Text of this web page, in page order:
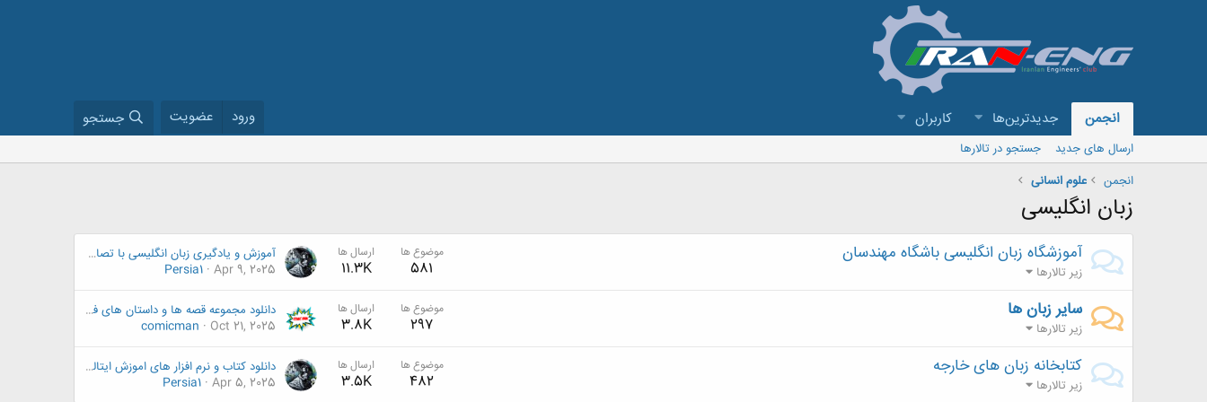
انجمن جدیدترین‌ها کاربران ورود عضویت جستجو
ارسال های جدید
جستجو در تالارها
انجمن
علوم انسانی
زبان انگلیسی
آموزشگاه زبان انگلیسی باشگاه مهندسان
زیر تالارها
موضوع ها
581
ارسال ها
11.3K
آموزش و یادگیری زبان انگلیسی با تصاویر
Apr 9, 2025
Persia1
سایر زبان ها
زیر تالارها
موضوع ها
297
ارسال ها
3.8K
دانلود مجموعه قصه ها و داستان های فرانسوی Raconte-moi Des Histoires
Oct 21, 2025
comicman
کتابخانه زبان های خارجه
زیر تالارها
موضوع ها
482
ارسال ها
3.5K
دانلود کتاب و نرم افزار های اموزش ایتالیایی
Apr 5, 2025
Persia1